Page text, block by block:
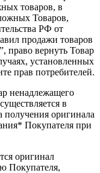
товаров, в
Товаров,
РФ от
продажи товаров
право вернуть Товар
установленных
прав потребителей.
ненадлежащего
в
получения оригинала
Покупателя при
оригинал
Покупателя,